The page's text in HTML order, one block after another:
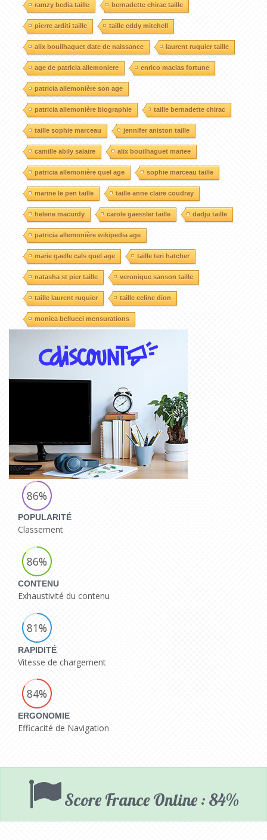
ramzy bedia taille bernadette chirac taille
pierre arditi taille taille eddy mitchell
alix bouilhaguet date de naissance laurent ruquier taille
age de patricia allemoniere enrico macias fortune
patricia allemonière son age
patricia allemonière biographie taille bernadette chirac
taille sophie marceau jennifer aniston taille
camille abily salaire alix bouilhaguet mariee
patricia allemonière quel age sophie marceau taille
marine le pen taille taille anne claire coudray
helene macurdy carole gaessler taille dadju taille
patricia allemonière wikipedia age
marie gaelle cals quel age taille teri hatcher
natasha st pier taille veronique sanson taille
taille laurent ruquier taille celine dion
monica bellucci mensurations
86%
POPULARITÉ
Classement
86%
CONTENU
Exhaustivité du contenu
81%
RAPIDITÉ
Vitesse de chargement
84%
ERGONOMIE
Efficacité de Navigation
Score France Online : 84%